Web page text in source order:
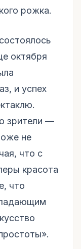
рожка.
октября
и успех
зрители —
не
что с
красота
что